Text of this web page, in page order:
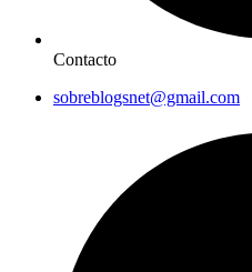
Contacto
sobreblogsnet@gmail.com